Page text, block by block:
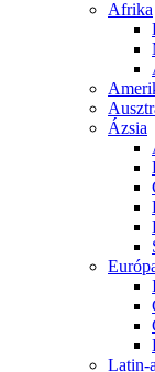
Afrika
Ázsia
Latin-